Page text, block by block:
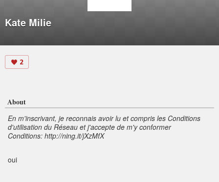
Kate Milie
2
About
En m'inscrivant, je reconnais avoir lu et compris les Conditions
d'utilisation du Réseau et j'accepte de m'y conformer
Conditions: http://ning.it/jXzMfX
oui